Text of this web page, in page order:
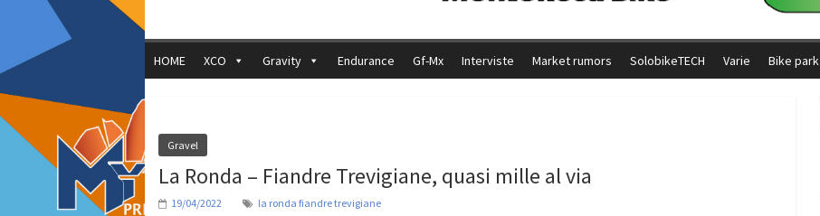
HOME XCO Gravity Endurance Gf-Mx Interviste Market rumors SolobikeTECH Varie Bike park
Gravel
La Ronda – Fiandre Trevigiane, quasi mille al via
19/04/2022 la ronda fiandre trevigiane